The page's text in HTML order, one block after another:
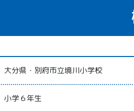
大分県・別府市立境川小学校
小学６年生